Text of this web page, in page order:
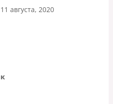
11 августа, 2020